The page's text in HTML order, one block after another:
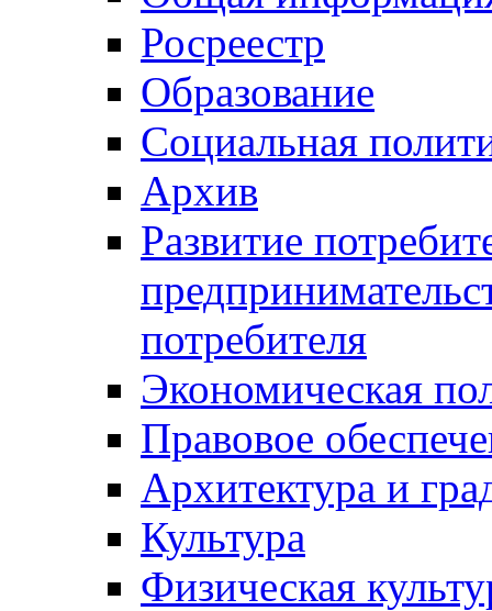
Росреестр
Образование
Социальная
Архив
Развитие
потребителя
Экономическая
Правовое
Архитектура и
Культура
Физическая